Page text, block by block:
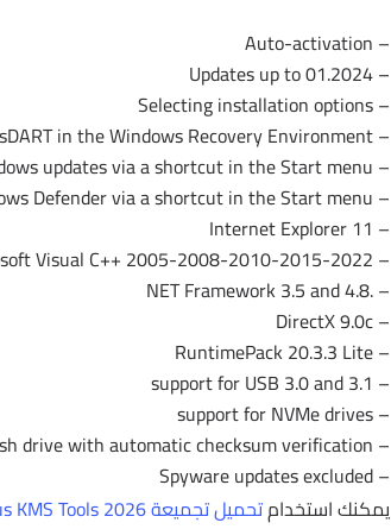
– Auto-activation
– Updates up to 01.2024
– Selecting installation options
– MsDART in the Windows Recovery Environment
– On/Off Windows updates via a shortcut in the Start menu
– On/Off Windows Defender via a shortcut in the Start menu
– Internet Explorer 11
– Microsoft Visual C++ 2005-2008-2010-2015-2022
– .NET Framework 3.5 and 4.8
– DirectX 9.0c
– RuntimePack 20.3.3 Lite
– support for USB 3.0 and 3.1
– support for NVMe drives
– Recording to a flash drive with automatic checksum verification
– Spyware updates excluded
يمكنك استخدامتحميل تجميعة Ratiborus KMS Tools 2026 من ميديا فاير